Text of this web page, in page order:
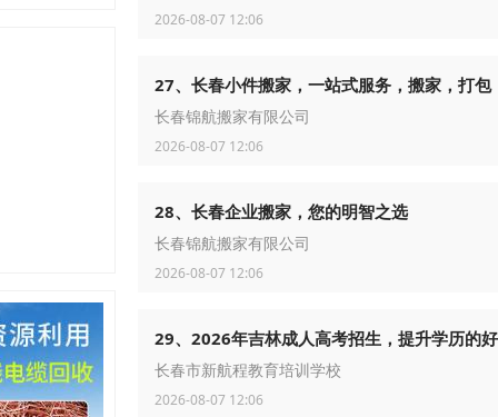
2026-08-07 12:06
27、长春小件搬家，一站式服务，搬家，打包
长春锦航搬家有限公司
2026-08-07 12:06
28、长春企业搬家，您的明智之选
长春锦航搬家有限公司
2026-08-07 12:06
29、2026年吉林成人高考招生，提升学历的
长春市新航程教育培训学校
2026-08-07 12:06